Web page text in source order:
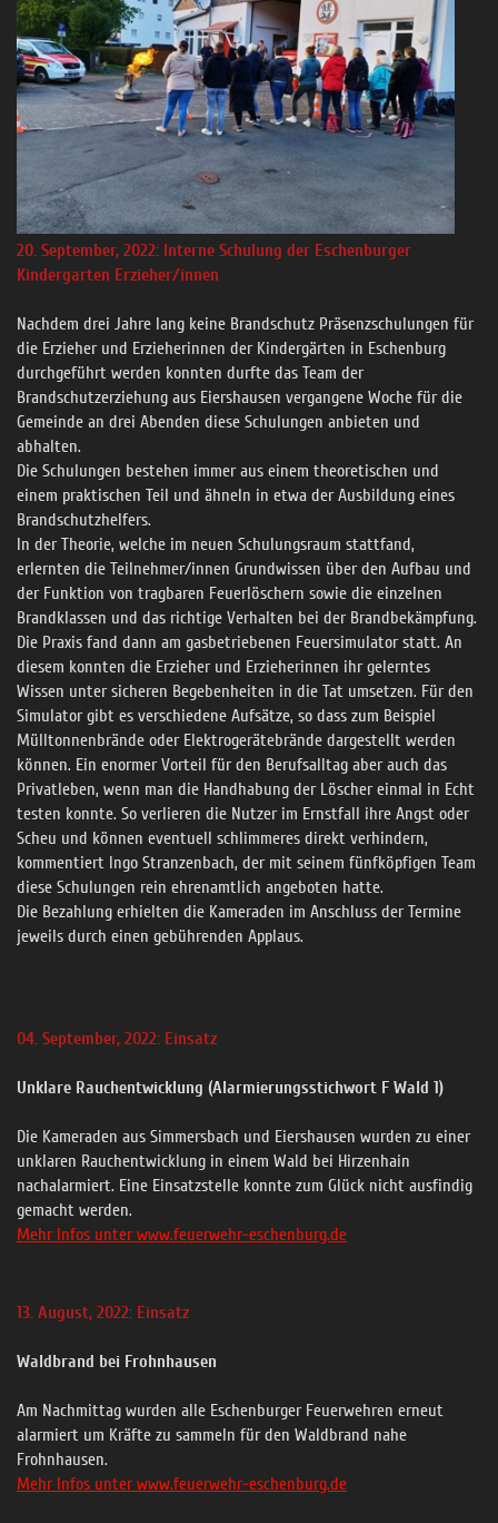
20. September, 2022: Interne Schulung der Eschenburger
Kindergarten Erzieher/innen
Nachdem drei Jahre lang keine Brandschutz Präsenzschulungen für
die Erzieher und Erzieherinnen der Kindergärten in Eschenburg
durchgeführt werden konnten durfte das Team der
Brandschutzerziehung aus Eiershausen vergangene Woche für die
Gemeinde an drei Abenden diese Schulungen anbieten und
abhalten.
Die Schulungen bestehen immer aus einem theoretischen und
einem praktischen Teil und ähneln in etwa der Ausbildung eines
Brandschutzhelfers.
In der Theorie, welche im neuen Schulungsraum stattfand,
erlernten die Teilnehmer/innen Grundwissen über den Aufbau und
der Funktion von tragbaren Feuerlöschern sowie die einzelnen
Brandklassen und das richtige Verhalten bei der Brandbekämpfung.
Die Praxis fand dann am gasbetriebenen Feuersimulator statt. An
diesem konnten die Erzieher und Erzieherinnen ihr gelerntes
Wissen unter sicheren Begebenheiten in die Tat umsetzen. Für den
Simulator gibt es verschiedene Aufsätze, so dass zum Beispiel
Mülltonnenbrände oder Elektrogerätebrände dargestellt werden
können. Ein enormer Vorteil für den Berufsalltag aber auch das
Privatleben, wenn man die Handhabung der Löscher einmal in Echt
testen konnte. So verlieren die Nutzer im Ernstfall ihre Angst oder
Scheu und können eventuell schlimmeres direkt verhindern,
kommentiert Ingo Stranzenbach, der mit seinem fünfköpfigen Team
diese Schulungen rein ehrenamtlich angeboten hatte.
Die Bezahlung erhielten die Kameraden im Anschluss der Termine
jeweils durch einen gebührenden Applaus.
04. September, 2022: Einsatz
Unklare Rauchentwicklung (Alarmierungsstichwort F Wald 1)
Die Kameraden aus Simmersbach und Eiershausen wurden zu einer
unklaren Rauchentwicklung in einem Wald bei Hirzenhain
nachalarmiert. Eine Einsatzstelle konnte zum Glück nicht ausfindig
gemacht werden.
Mehr Infos unter www.feuerwehr-eschenburg.de
13. August, 2022: Einsatz
Waldbrand bei Frohnhausen
Am Nachmittag wurden alle Eschenburger Feuerwehren erneut
alarmiert um Kräfte zu sammeln für den Waldbrand nahe
Frohnhausen.
Mehr Infos unter www.feuerwehr-eschenburg.de